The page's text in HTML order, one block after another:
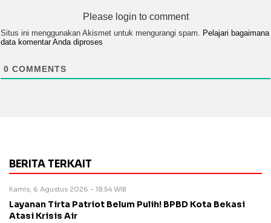
Please login to comment
Situs ini menggunakan Akismet untuk mengurangi spam. Pelajari bagaimana
data komentar Anda diproses
0 COMMENTS
BERITA TERKAIT
Kamis, 6 Agustus 2026 - 18:54 WIB
Layanan Tirta Patriot Belum Pulih! BPBD Kota Bekasi
Atasi Krisis Air